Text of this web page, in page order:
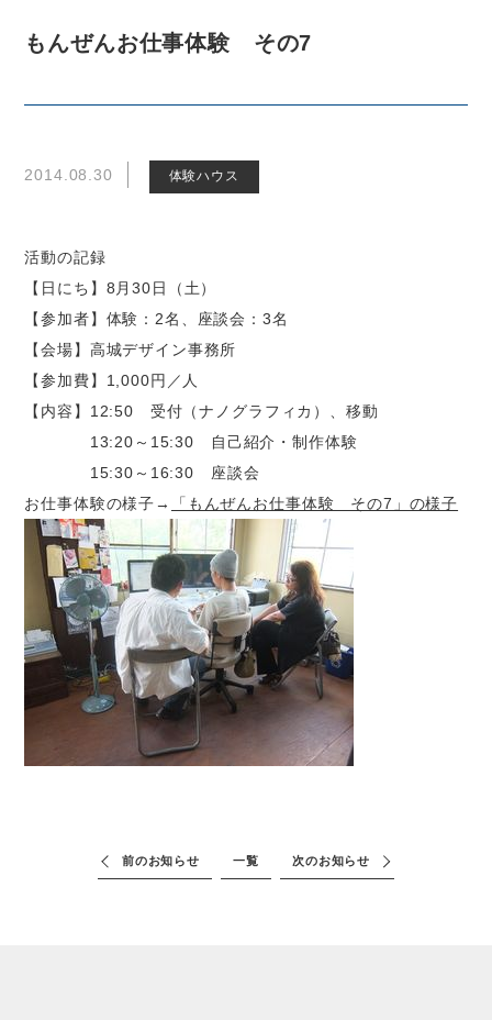
もんぜんお仕事体験 その7
2014.08.30 体験ハウス
活動の記録
【日にち】8月30日（土）
【参加者】体験：2名、座談会：3名
【会場】高城デザイン事務所
【参加費】1,000円／人
【内容】12:50 受付（ナノグラフィカ）、移動
13:20～15:30 自己紹介・制作体験
15:30～16:30 座談会
お仕事体験の様子→
「もんぜんお仕事体験 その7」の様子
前のお知らせ 一覧 次のお知らせ